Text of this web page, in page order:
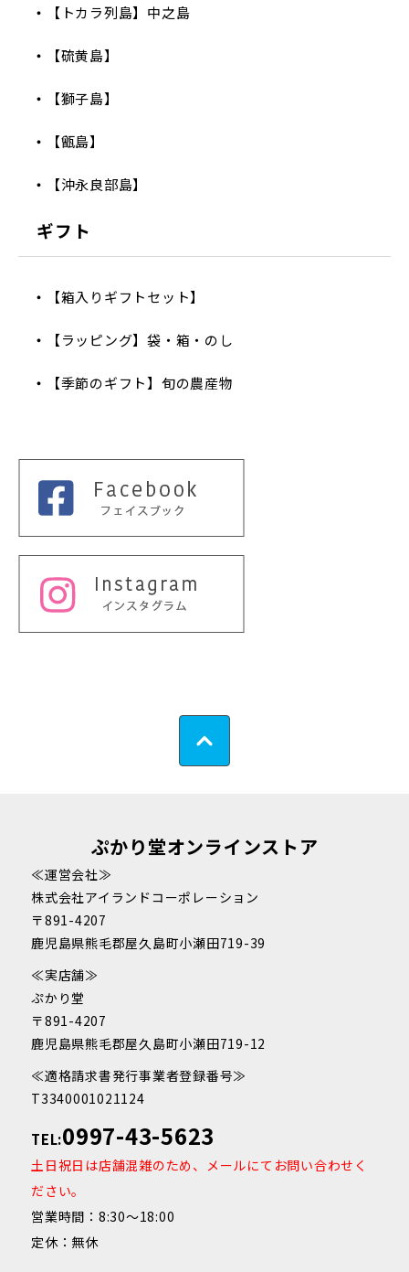
【トカラ列島】中之島
【硫黄島】
【獅子島】
【甑島】
【沖永良部島】
ギフト
【箱入りギフトセット】
【ラッピング】袋・箱・のし
【季節のギフト】旬の農産物
ぷかり堂オンラインストア
≪運営会社≫
株式会社アイランドコーポレーション
〒891-4207
鹿児島県熊毛郡屋久島町小瀬田719-39
≪実店舗≫
ぷかり堂
〒891-4207
鹿児島県熊毛郡屋久島町小瀬田719-12
≪適格請求書発行事業者登録番号≫
T3340001021124
TEL:0997-43-5623
土日祝日は店舗混雑のため、メールにてお問い合わせく
ださい。
営業時間：8:30～18:00
定休：無休